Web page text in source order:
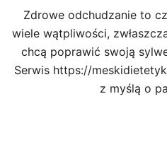
Zdrowe odchudzanie to
wiele wątpliwości,
chcą poprawić swoją
Serwis https://
z myślą o